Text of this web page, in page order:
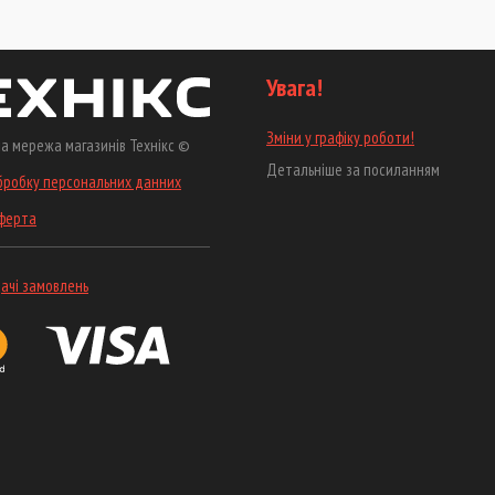
мережа магазинів Технікс ©
персональних данних
замовлень
Увага!
Зміни у графіку роботи!
Детальніше за посиланням